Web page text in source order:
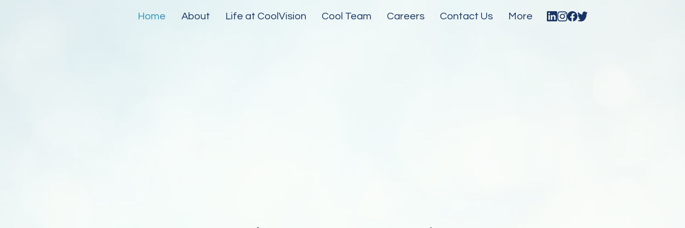
Home About Life at CoolVision Cool Team Careers Contact Us More